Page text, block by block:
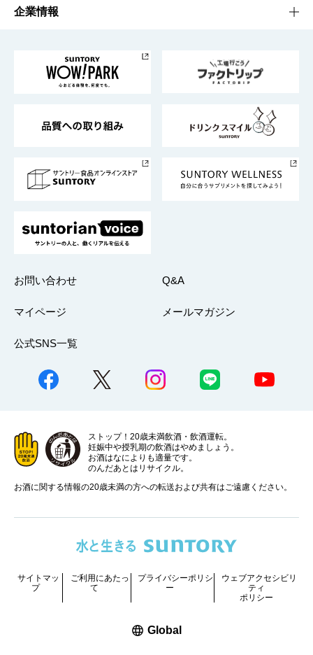
栄養成分一覧
工場見学
地域情報
サントリーホール
サントリーサンバーズ大阪
サステナビリティTOP
サントリーが考えるサステナビリティ経営
企業情報
企業概要
採用情報
お問い合わせ Q&A
マイページ メールマガジン
公式SNS一覧
ストップ！20歳未満飲酒・飲酒運転。
妊娠中や授乳期の飲酒はやめましょう。
お酒はなによりも適量です。
のんだあとはリサイクル。
お酒に関する情報の20歳未満の方への転送および共有はご遠慮ください。
サイトマッ
プ
ご利用にあたっ
て
プライバシーポリシ
ー
ウェブアクセシビリ
ティ
ポリシー
Global新しいウィンドウで開く